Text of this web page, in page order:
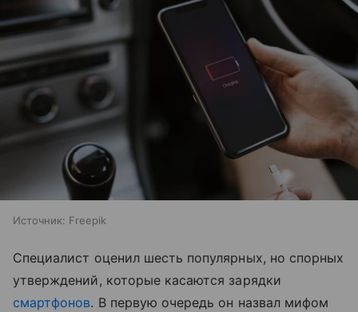
Источник: Freepik
Специалист оценил шесть популярных, но спорных
утверждений, которые касаются зарядки
смартфонов. В первую очередь он назвал мифом